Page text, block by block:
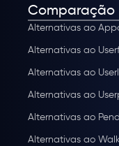
Comparação
Alternativas ao
Alternativas ao
Alternativas ao
Alternativas ao
Alternativas ao
Alternativas ao